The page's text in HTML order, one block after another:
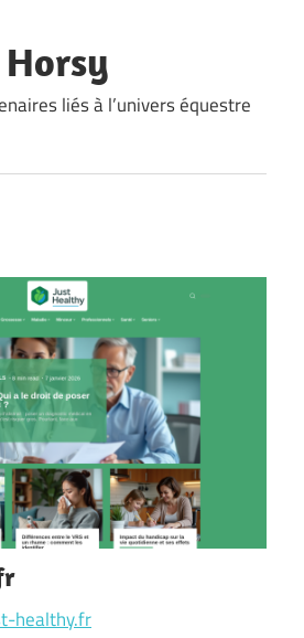
Horsy
liés à l’univers équestre
healthy.fr